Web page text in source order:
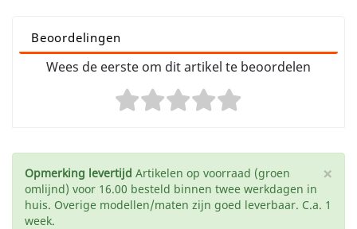
Beoordelingen
Wees de eerste om dit artikel te beoordelen
×
Opmerking levertijd Artikelen op voorraad (groen
omlijnd) voor 16.00 besteld binnen twee werkdagen in
huis. Overige modellen/maten zijn goed leverbaar. C.a. 1
week.